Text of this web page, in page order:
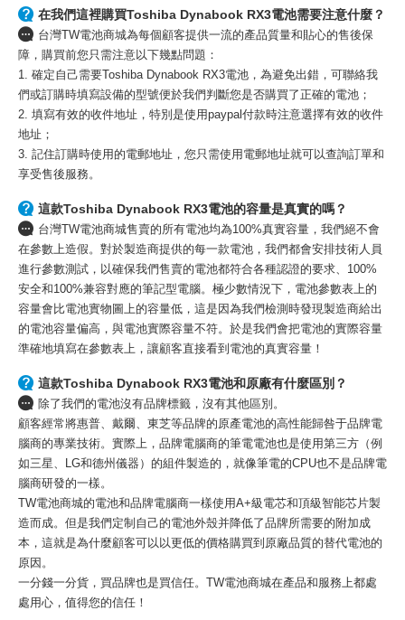
在我們這裡購買Toshiba Dynabook RX3電池需要注意什麼？
台灣TW電池商城為每個顧客提供一流的產品質量和貼心的售後保
障，購買前您只需注意以下幾點問題：
1. 確定自己需要Toshiba Dynabook RX3電池，為避免出錯，可聯絡我
們或訂購時填寫設備的型號便於我們判斷您是否購買了正確的電池；
2. 填寫有效的收件地址，特別是使用paypal付款時注意選擇有效的收件
地址；
3. 記住訂購時使用的電郵地址，您只需使用電郵地址就可以查詢訂單和
享受售後服務。
這款Toshiba Dynabook RX3電池的容量是真實的嗎？
台灣TW電池商城售賣的所有電池均為100%真實容量，我們絕不會
在參數上造假。對於製造商提供的每一款電池，我們都會安排技術人員
進行參數測試，以確保我們售賣的電池都符合各種認證的要求、100%
安全和100%兼容對應的筆記型電腦。極少數情況下，電池參數表上的
容量會比電池實物圖上的容量低，這是因為我們檢測時發現製造商給出
的電池容量偏高，與電池實際容量不符。於是我們會把電池的實際容量
準確地填寫在參數表上，讓顧客直接看到電池的真實容量！
這款Toshiba Dynabook RX3電池和原廠有什麼區別？
除了我們的電池沒有品牌標籤，沒有其他區別。
顧客經常將惠普、戴爾、東芝等品牌的原產電池的高性能歸咎于品牌電
腦商的專業技術。實際上，品牌電腦商的筆電電池也是使用第三方（例
如三星、LG和德州儀器）的組件製造的，就像筆電的CPU也不是品牌電
腦商研發的一樣。
TW電池商城的電池和品牌電腦商一樣使用A+級電芯和頂級智能芯片製
造而成。但是我們定制自己的電池外殼并降低了品牌所需要的附加成
本，這就是為什麼顧客可以以更低的價格購買到原廠品質的替代電池的
原因。
一分錢一分貨，買品牌也是買信任。TW電池商城在產品和服務上都處
處用心，值得您的信任！